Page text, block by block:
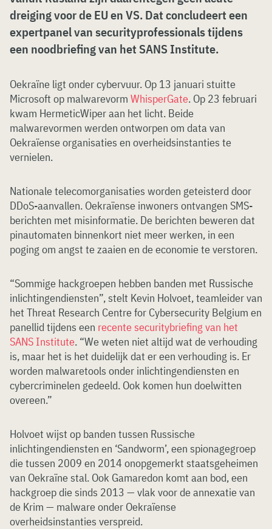
dreiging voor de EU en VS. Dat concludeert een
expertpanel van securityprofessionals tijdens
een noodbriefing van het SANS Institute.
Oekraïne ligt onder cybervuur. Op 13 januari stuitte
Microsoft op malwarevorm WhisperGate. Op 23 februari
kwam HermeticWiper aan het licht. Beide
malwarevormen werden ontworpen om data van
Oekraïense organisaties en overheidsinstanties te
vernielen.
Nationale telecomorganisaties worden geteisterd door
DDoS-aanvallen. Oekraïense inwoners ontvangen SMS-
berichten met misinformatie. De berichten beweren dat
pinautomaten binnenkort niet meer werken, in een
poging om angst te zaaien en de economie te verstoren.
“Sommige hackgroepen hebben banden met Russische
inlichtingendiensten”, stelt Kevin Holvoet, teamleider van
het Threat Research Centre for Cybersecurity Belgium en
panellid tijdens een recente securitybriefing van het
SANS Institute. “We weten niet altijd wat de verhouding
is, maar het is het duidelijk dat er een verhouding is. Er
worden malwaretools onder inlichtingendiensten en
cybercriminelen gedeeld. Ook komen hun doelwitten
overeen.”
Holvoet wijst op banden tussen Russische
inlichtingendiensten en ‘Sandworm’, een spionagegroep
die tussen 2009 en 2014 onopgemerkt staatsgeheimen
van Oekraïne stal. Ook Gamaredon komt aan bod, een
hackgroep die sinds 2013 — vlak voor de annexatie van
de Krim — malware onder Oekraïense
overheidsinstanties verspreid.